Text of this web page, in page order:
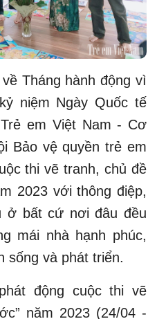
Tháng hành động vì
niệm Ngày Quốc tế
em Việt Nam - Cơ
Bảo vệ quyền trẻ em
thi vẽ tranh, chủ đề
2023 với thông điệp,
ở bất cứ nơi đâu đều
mái nhà hạnh phúc,
sống và phát triển.
động cuộc thi vẽ
năm 2023 (24/04 -